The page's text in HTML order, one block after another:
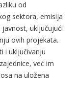
od
sektora, emisija
uključujući
ovih projekata.
i uključivanju
već im
na uložena